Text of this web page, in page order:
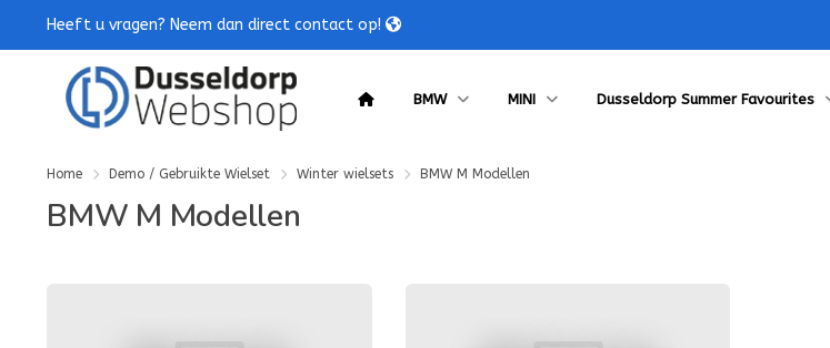
Heeft u vragen? Neem dan direct contact op!
BMW MINI Dusseldorp Summer Favourites
Home Demo / Gebruikte Wielset Winter wielsets BMW M Modellen
BMW M Modellen